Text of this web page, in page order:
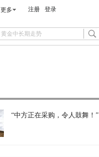
更多 注册 登录
“中方正在采购，令人鼓舞！”